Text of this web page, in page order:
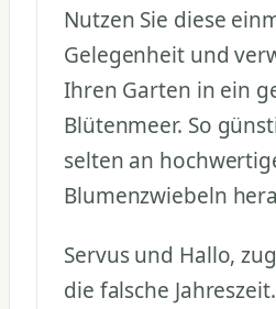
Nutzen Sie diese
Gelegenheit und
Ihren Garten in ein
Blütenmeer. So
selten an
Blumenzwiebeln
Servus und Hallo,
die falsche